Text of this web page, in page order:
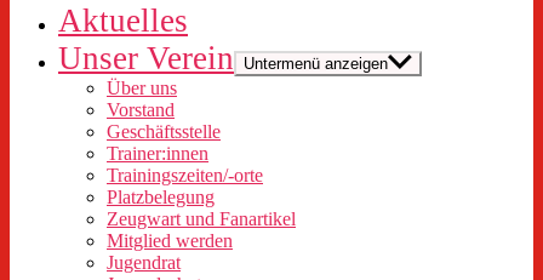
Aktuelles
Unser Verein
Untermenü anzeigen
Über uns
Vorstand
Geschäftsstelle
Trainer:innen
Trainingszeiten/-orte
Platzbelegung
Zeugwart und Fanartikel
Mitglied werden
Jugendrat